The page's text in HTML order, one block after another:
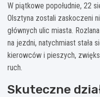
W piątkowe popołudnie, 22
Olsztyna zostali zaskoczeni
głównych ulic miasta.
na jezdni, natychmiast stała
kierowców i pieszych,
ruch.
Skuteczne